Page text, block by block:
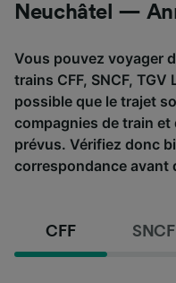
Neuchâtel —
Vous pouvez voyager
trains CFF, SNCF,
possible que le trajet
compagnies de train
prévus. Vérifiez donc
correspondance avant
CFF SNCF